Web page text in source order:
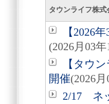
タウンライフ株
【2026
(2026月03
【タウ
開催(2026
2/17 ネ